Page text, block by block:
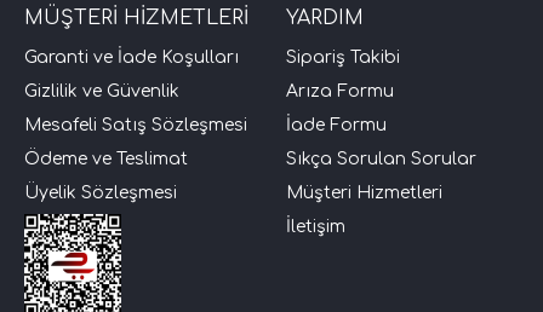
Modelleri
Setleri)
MÜŞTERİ HİZMETLERİ
Garanti ve İade Koşulları
Gizlilik ve Güvenlik
Mesafeli Satış Sözleşmesi
Ödeme ve Teslimat
Üyelik Sözleşmesi
YARDIM
Sipariş Takibi
Arıza Formu
İade Formu
Sıkça Sorulan Sorular
Müşteri Hizmetleri
İletişim